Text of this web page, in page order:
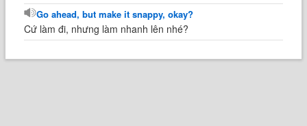
Go ahead, but make it snappy, okay?
Cứ làm đi, nhưng làm nhanh lên nhé?